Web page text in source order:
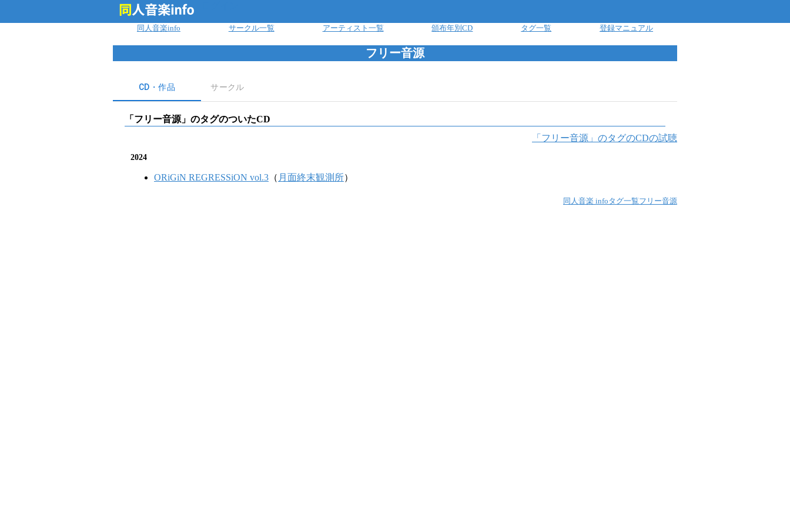
同人音楽info サークル一覧 アーティスト一覧 頒布年別CD タグ一覧 登録マニュアル
フリー音源
CD・作品 サークル
「 フリー音源 」のタグのついたCD
「 フリー音源 」のタグのCDの試聴
2024
ORiGiN REGRESSiON vol.3 （ 月面終末観測所）
同人音楽 infoタグ一覧フリー音源